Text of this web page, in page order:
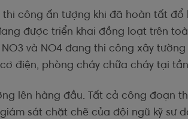
thi công ấn tượng khi đã hoàn tất đổ
được triển khai đồng loạt trên
và NO4 đang thi công xây tường
điện, phòng cháy chữa cháy tại
lên hàng đầu. Tất cả công đoạn
sát chặt chẽ của đội ngũ kỹ sư